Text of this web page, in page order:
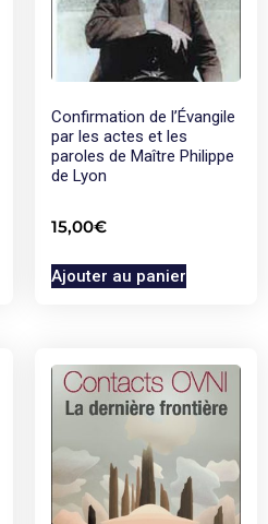
Confirmation de l’Évangile
par les actes et les
paroles de Maître Philippe
de Lyon
15,00€
Ajouter au panier